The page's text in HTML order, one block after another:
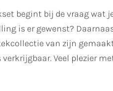
begint bij de vraag wat
is er gewenst?
van zijn
Veel plezier